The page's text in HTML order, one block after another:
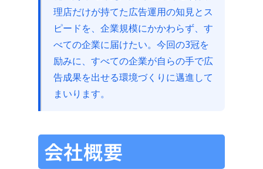
理店だけが持てた広告運用の知見とス
ピードを、企業規模にかかわらず、す
べての企業に届けたい。今回の3冠を
励みに、すべての企業が自らの手で広
告成果を出せる環境づくりに邁進して
まいります。
会社概要